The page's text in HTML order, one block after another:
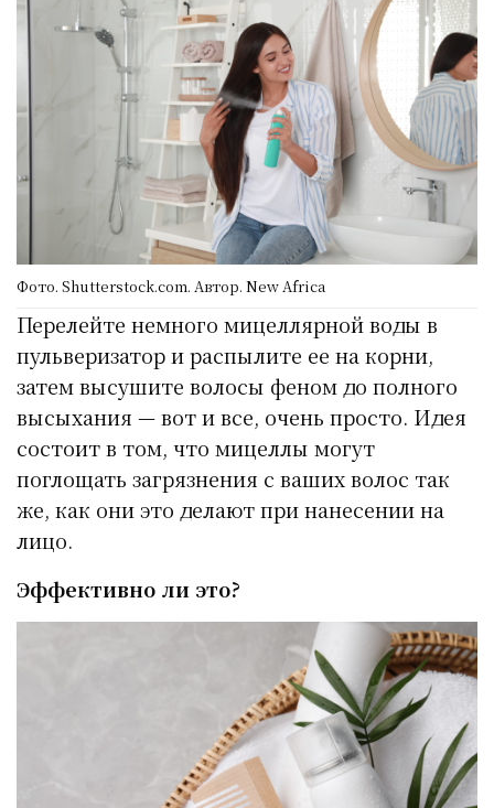
Фото. Shutterstock.com. Автор. New Africa
Перелейте немного мицеллярной воды в
пульверизатор и распылите ее на корни,
затем высушите волосы феном до полного
высыхания — вот и все, очень просто. Идея
состоит в том, что мицеллы могут
поглощать загрязнения с ваших волос так
же, как они это делают при нанесении на
лицо.
Эффективно ли это?